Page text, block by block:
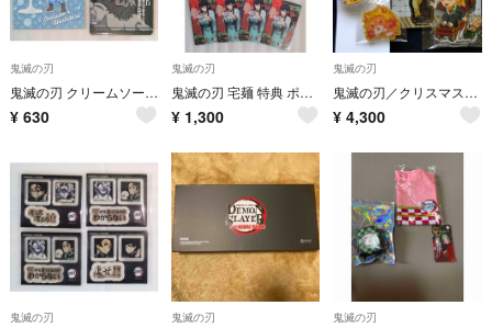
鬼滅の刃
鬼滅の刃 クリームソーダ ポスカ 那田蜘蛛山編 コースター カード 伊之助
¥ 630
鬼滅の刃
鬼滅の刃 宅麺 特典 ポストカード カード 無一郎
¥ 1,300
鬼滅の刃
鬼滅の刃／クリスマス＆バレンタイン アクリルスタンド アクリルチャーム アニマルクッキーバッジ 煉獄杏寿郎
¥ 4,300
鬼滅の刃 鬼滅の刃 鬼滅の刃